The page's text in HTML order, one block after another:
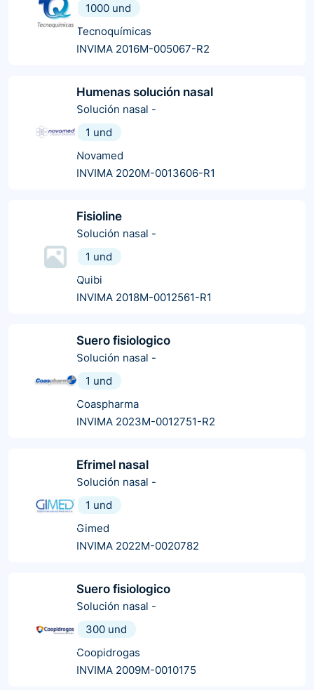
1000 und
Tecnoquímicas
INVIMA 2016M-005067-R2
Humenas solución nasal
Solución nasal -
1 und
Novamed
INVIMA 2020M-0013606-R1
Fisioline
Solución nasal -
1 und
Quibi
INVIMA 2018M-0012561-R1
Suero fisiologico
Solución nasal -
1 und
Coaspharma
INVIMA 2023M-0012751-R2
Efrimel nasal
Solución nasal -
1 und
Gimed
INVIMA 2022M-0020782
Suero fisiologico
Solución nasal -
300 und
Coopidrogas
INVIMA 2009M-0010175